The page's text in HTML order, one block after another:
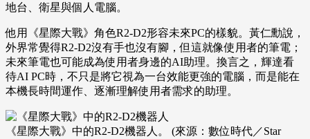
地台、衛星與個人電腦。
他用《星際大戰》角色R2-D2形容未來PC的樣貌。黃仁勳說，
外界常覺得R2-D2沒有手也沒有腳，但這就像使用者的筆電；
未來筆電也可能成為使用者身邊的AI助理。換言之，輝達看
待AI PC時，不只是將它視為一台效能更強的電腦，而是能在
本機長時間運作、逐漸理解使用者需求的助理。
《星際大戰》中的R2-D2機器人。 (來源：數位時代／Star